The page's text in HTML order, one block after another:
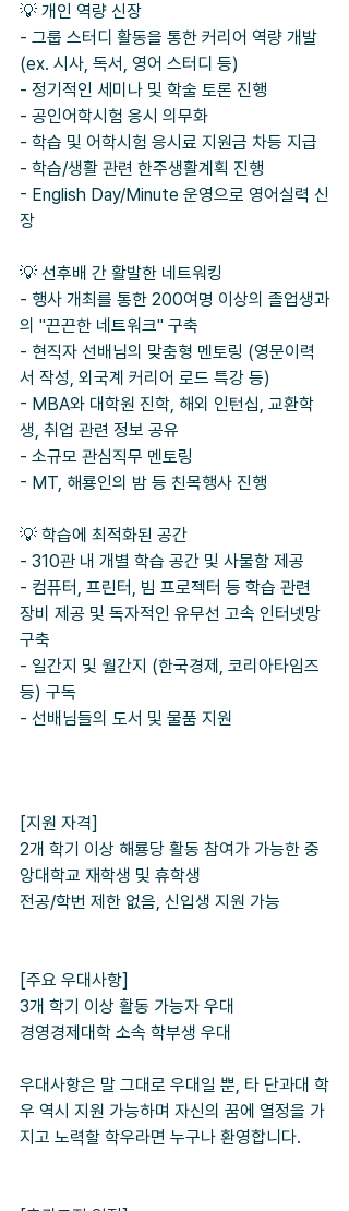
💡 개인 역량 신장
- 그룹 스터디 활동을 통한 커리어 역량 개발
(ex. 시사, 독서, 영어 스터디 등)
- 정기적인 세미나 및 학술 토론 진행
- 공인어학시험 응시 의무화
- 학습 및 어학시험 응시료 지원금 차등 지급
- 학습/생활 관련 한주생활계획 진행
- English Day/Minute 운영으로 영어실력 신
장
💡 선후배 간 활발한 네트워킹
- 행사 개최를 통한 200여명 이상의 졸업생과
의 "끈끈한 네트워크" 구축
- 현직자 선배님의 맞춤형 멘토링 (영문이력
서 작성, 외국계 커리어 로드 특강 등)
- MBA와 대학원 진학, 해외 인턴십, 교환학
생, 취업 관련 정보 공유
- 소규모 관심직무 멘토링
- MT, 해룡인의 밤 등 친목행사 진행
💡 학습에 최적화된 공간
- 310관 내 개별 학습 공간 및 사물함 제공
- 컴퓨터, 프린터, 빔 프로젝터 등 학습 관련
장비 제공 및 독자적인 유무선 고속 인터넷망
구축
- 일간지 및 월간지 (한국경제, 코리아타임즈
등) 구독
- 선배님들의 도서 및 물품 지원
[지원 자격]
2개 학기 이상 해룡당 활동 참여가 가능한 중
앙대학교 재학생 및 휴학생
전공/학번 제한 없음, 신입생 지원 가능
[주요 우대사항]
3개 학기 이상 활동 가능자 우대
경영경제대학 소속 학부생 우대
우대사항은 말 그대로 우대일 뿐, 타 단과대 학
우 역시 지원 가능하며 자신의 꿈에 열정을 가
지고 노력할 학우라면 누구나 환영합니다.